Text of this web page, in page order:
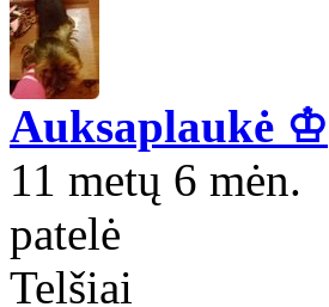
Auksaplaukė ♔
11 metų 6 mėn.
patelė
Telšiai